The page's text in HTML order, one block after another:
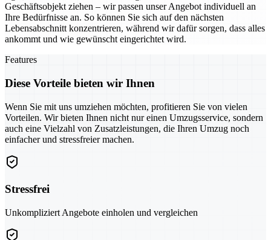
Geschäftsobjekt ziehen – wir passen unser Angebot individuell an
Ihre Bedürfnisse an. So können Sie sich auf den nächsten
Lebensabschnitt konzentrieren, während wir dafür sorgen, dass alles
ankommt und wie gewünscht eingerichtet wird.
Features
Diese Vorteile bieten wir Ihnen
Wenn Sie mit uns umziehen möchten, profitieren Sie von vielen
Vorteilen. Wir bieten Ihnen nicht nur einen Umzugsservice, sondern
auch eine Vielzahl von Zusatzleistungen, die Ihren Umzug noch
einfacher und stressfreier machen.
Stressfrei
Unkompliziert Angebote einholen und vergleichen